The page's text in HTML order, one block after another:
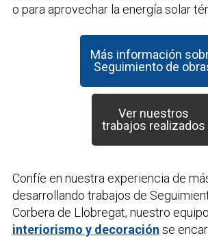
o para aprovechar la energía solar
Más información
Seguimiento de
Ver nuestros
trabajos realizados
Confíe en nuestra experiencia de
desarrollando trabajos de
Corbera de Llobregat, nuestro
interiorismo y decoración se